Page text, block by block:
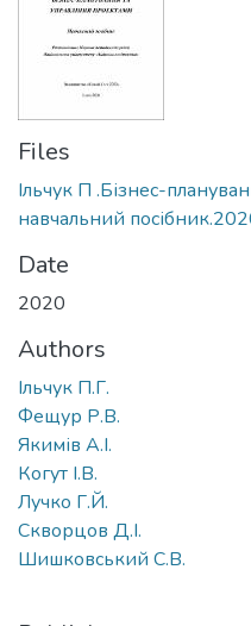
Files
Ільчук П .Бізнес-
навчальний
Date
2020
Authors
Ільчук П.Г.
Фещур Р.В.
Якимів А.І.
Когут І.В.
Лучко Г.Й.
Скворцов Д.І.
Шишковський С.В.